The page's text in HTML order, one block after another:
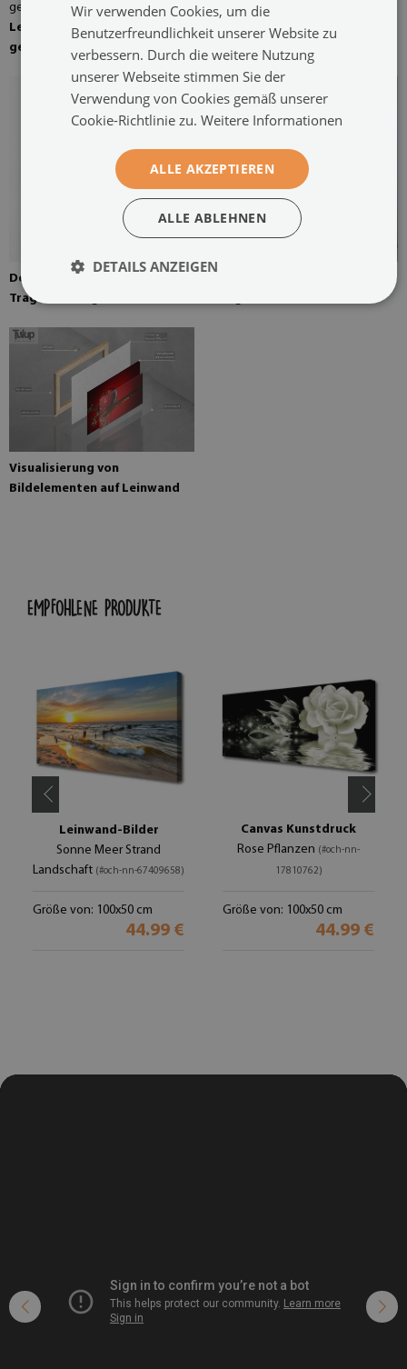
Leinwand über die Trage
gespannt
Kiefernbahre für ein Gemälde
auf Leinwand
Der Kleiderbügel ist an der
Trage befestigt
Visualisierung von
Bildelementen auf Leinwand
EMPFOHLENE PRODUKTE
Leinwand-Bilder
Sonne Meer Strand
Landschaft (#och-nn-67409658)
Größe von: 100x50 cm
44.99 €
Canvas Kunstdruck
Rose Pflanzen (#och-nn-
17810762)
Größe von: 100x50 cm
44.99 €
Wir verwenden Cookies, um die
Benutzerfreundlichkeit unserer Website zu
verbessern. Durch die weitere Nutzung
unserer Webseite stimmen Sie der
Verwendung von Cookies gemäß unserer
Cookie-Richtlinie zu. Weitere Informationen
ALLE AKZEPTIEREN
ALLE ABLEHNEN
DETAILS ANZEIGEN